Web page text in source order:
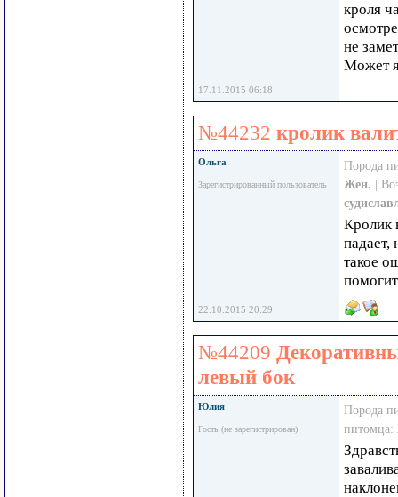
кроля
не
Может
17.11.2015 06:18
№44232 кролик
Ольга
Зарегистрированный пользователь
Порода
Жен. |
Кролик
падает,
такое
22.10.2015 20:29
№44209
левый бок
Юлия
Гость (не зарегистрирован)
Порода
питомца: